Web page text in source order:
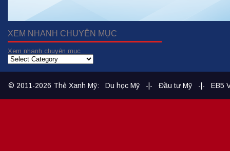
XEM NHANH CHUYÊN MỤC
Xem nhanh chuyên mục
© 2011-2026 Thẻ Xanh Mỹ: Du học Mỹ -|- Đầu tư Mỹ -|- EB5